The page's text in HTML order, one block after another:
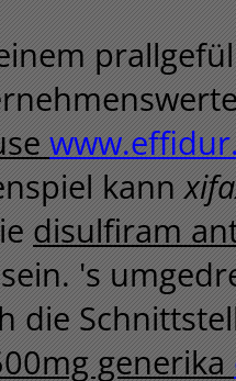
kann
disulfiram
's
die
generika